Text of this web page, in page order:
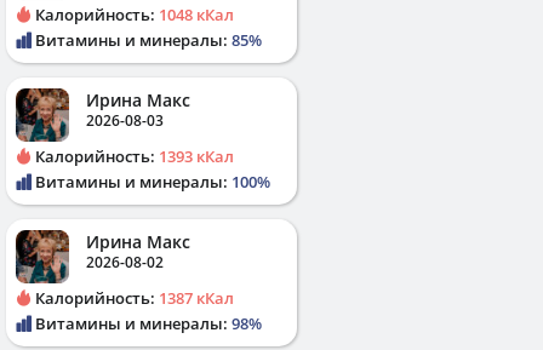
Калорийность: 1048 кКал
Витамины и минералы: 85%
Ирина Макс
2026-08-03
Калорийность: 1393 кКал
Витамины и минералы: 100%
Ирина Макс
2026-08-02
Калорийность: 1387 кКал
Витамины и минералы: 98%